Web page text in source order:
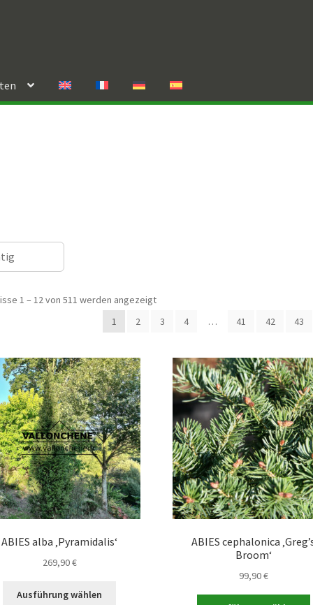
1 – 12 von 511 werden angezeigt
1
2 3 4 … 41 42 43
ABIES alba ‚Pyramidalis‘
269,90€
Ausführung wählen
ABIES cephalonica
Broom‘
99,90€